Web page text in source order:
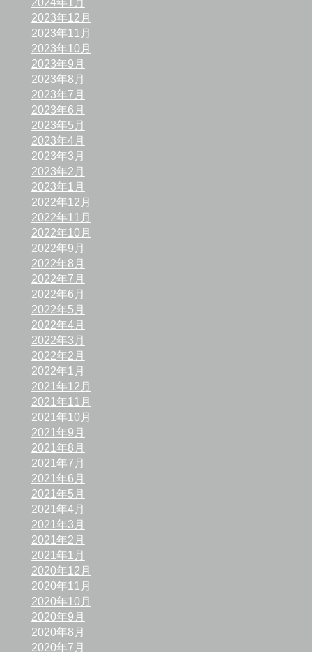
2024年1月
2023年12月
2023年11月
2023年10月
2023年9月
2023年8月
2023年7月
2023年6月
2023年5月
2023年4月
2023年3月
2023年2月
2023年1月
2022年12月
2022年11月
2022年10月
2022年9月
2022年8月
2022年7月
2022年6月
2022年5月
2022年4月
2022年3月
2022年2月
2022年1月
2021年12月
2021年11月
2021年10月
2021年9月
2021年8月
2021年7月
2021年6月
2021年5月
2021年4月
2021年3月
2021年2月
2021年1月
2020年12月
2020年11月
2020年10月
2020年9月
2020年8月
2020年7月